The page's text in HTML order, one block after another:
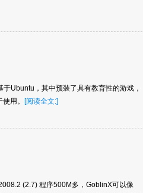
Ubuntu，其中预装了具有教育性的游戏，
用。
[阅读全文:]
(2.7) 程序500M多，GoblinX可以像